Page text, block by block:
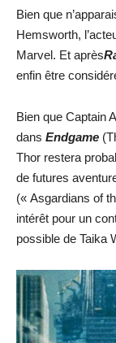
Bien que
Hemsworth,
Marvel. Et après
enfin être
Bien que Captain
dans Endgame
Thor restera
de futures
(« Asgardians of
intérêt pour un
possible de Taika